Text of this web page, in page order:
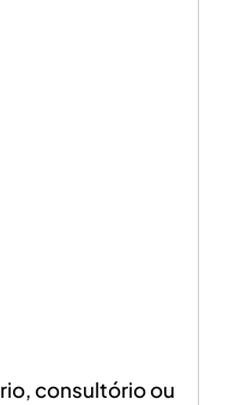
consultório ou